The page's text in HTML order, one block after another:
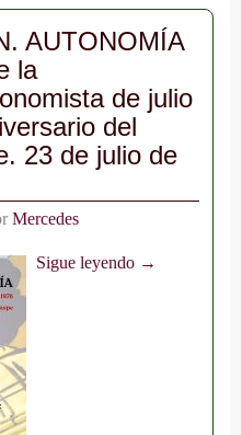
AUTONOMÍA
la
de julio
del
23 de julio de
Mercedes
Sigue leyendo →